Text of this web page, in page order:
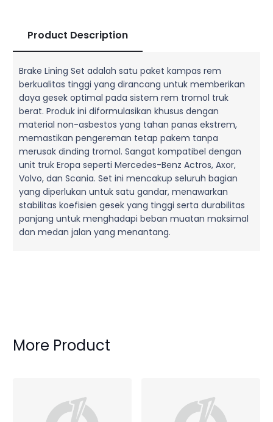
Product Description
Brake Lining Set adalah satu paket kampas rem
berkualitas tinggi yang dirancang untuk memberikan
daya gesek optimal pada sistem rem tromol truk
berat. Produk ini diformulasikan khusus dengan
material non-asbestos yang tahan panas ekstrem,
memastikan pengereman tetap pakem tanpa
merusak dinding tromol. Sangat kompatibel dengan
unit truk Eropa seperti Mercedes-Benz Actros, Axor,
Volvo, dan Scania. Set ini mencakup seluruh bagian
yang diperlukan untuk satu gandar, menawarkan
stabilitas koefisien gesek yang tinggi serta durabilitas
panjang untuk menghadapi beban muatan maksimal
dan medan jalan yang menantang.
More Product